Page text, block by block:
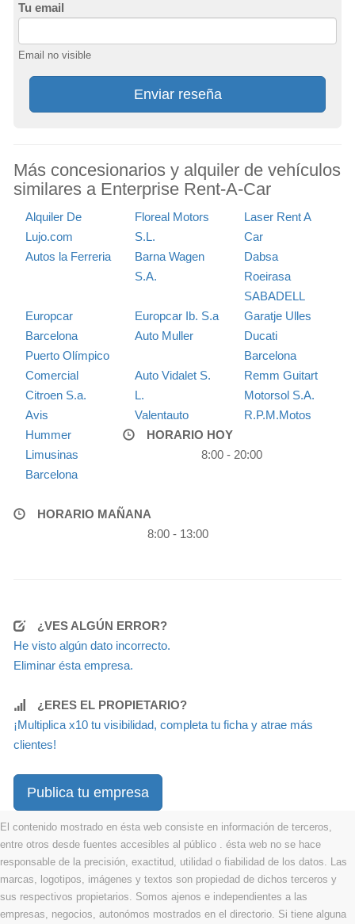
Tu email
Email no visible
Enviar reseña
Más concesionarios y alquiler de vehículos
similares a Enterprise Rent-A-Car
Alquiler De
Lujo.com
Floreal Motors
S.L.
Laser Rent A
Car
Autos la Ferreria
Barna Wagen
S.A.
Dabsa
Roeirasa
SABADELL
Europcar
Barcelona
Puerto Olímpico
Europcar Ib. S.a
Garatje Ulles
Auto Muller
Ducati
Barcelona
Comercial
Citroen S.a.
Auto Vidalet S.
L.
Remm Guitart
Motorsol S.A.
Avis
Valentauto
R.P.M.Motos
Hummer
Limusinas
Barcelona
HORARIO HOY
8:00 - 20:00
HORARIO MAÑANA
8:00 - 13:00
¿VES ALGÚN ERROR?
He visto algún dato incorrecto.
Eliminar ésta empresa.
¿ERES EL PROPIETARIO?
¡Multiplica x10 tu visibilidad, completa tu ficha y atrae más
clientes!
Publica tu empresa
El contenido mostrado en ésta web consiste en información de terceros,
entre otros desde fuentes accesibles al público . ésta web no se hace
responsable de la precisión, exactitud, utilidad o fiabilidad de los datos. Las
marcas, logotipos, imágenes y textos son propiedad de dichos terceros y
sus respectivos propietarios. Somos ajenos e independientes a las
empresas, negocios, autonómos mostrados en el directorio. Si tiene alguna